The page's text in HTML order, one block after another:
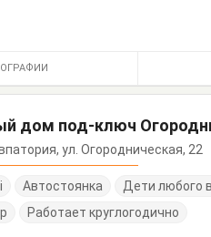
дом под-ключ
ул. Огородническая, 22
Автостоянка
Дети любого
Работает круглогодично